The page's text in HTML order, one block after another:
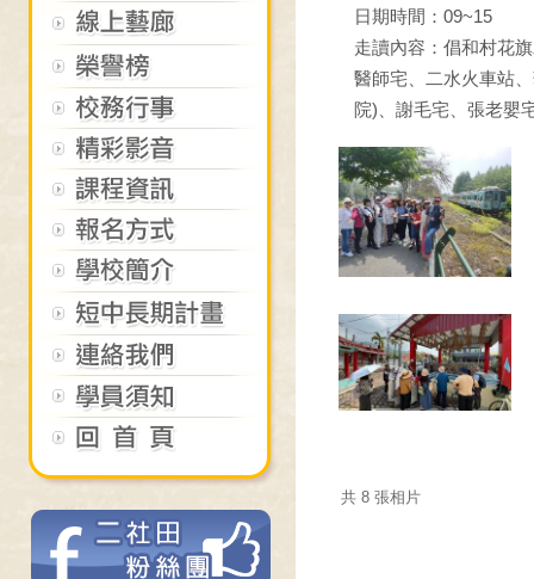
日期時間：09~15
走讀內容：倡和村花
醫師宅、二水火車站
院)、謝毛宅、張老嬰
共 8 張相片